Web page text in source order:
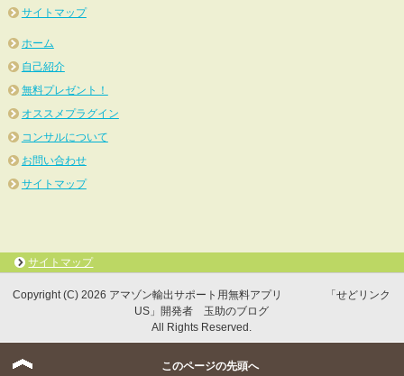
サイトマップ
ホーム
自己紹介
無料プレゼント！
オススメプラグイン
コンサルについて
お問い合わせ
サイトマップ
サイトマップ
Copyright (C) 2026 アマゾン輸出サポート用無料アプリ 「せどリンク
US」開発者 玉助のブログ
All Rights Reserved.
このページの先頭へ